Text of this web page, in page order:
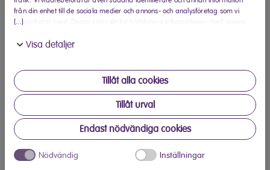
[...]
från din enhet till de sociala medier och annons- och analysföretag som vi
samarbetar med. Dessa kan i sin tur kombinera informationen med annan
använt deras tjänster.
Visa detaljer
Tillåt alla cookies
Tillåt urval
Endast nödvändiga cookies
Nödvändig Inställningar
Produktbeskrivelse